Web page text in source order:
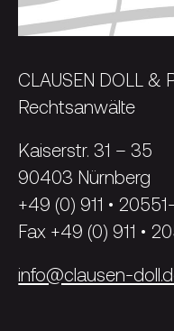
CLAUSEN DOLL &
Rechtsanwälte
Kaiserstr. 31 – 35
90403 Nürnberg
+49 (0) 911 •
Fax +49 (0) 911 •
info@clausen-